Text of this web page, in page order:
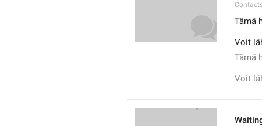
Tämä
Voit
Tämä
Voit